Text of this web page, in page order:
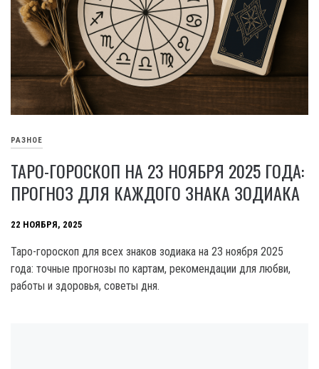
РАЗНОЕ
ТАРО-ГОРОСКОП НА 23 НОЯБРЯ 2025 ГОДА:
ПРОГНОЗ ДЛЯ КАЖДОГО ЗНАКА ЗОДИАКА
22 НОЯБРЯ, 2025
Таро-гороскоп для всех знаков зодиака на 23 ноября 2025
года: точные прогнозы по картам, рекомендации для любви,
работы и здоровья, советы дня.